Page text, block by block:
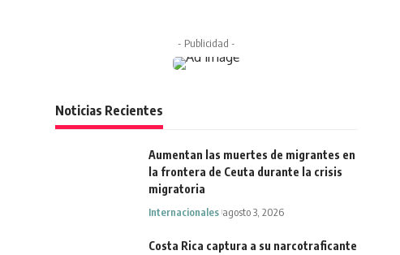
- Publicidad -
Noticias Recientes
Aumentan las muertes de migrantes en
la frontera de Ceuta durante la crisis
migratoria
Internacionales agosto 3, 2026
Costa Rica captura a su narcotraficante